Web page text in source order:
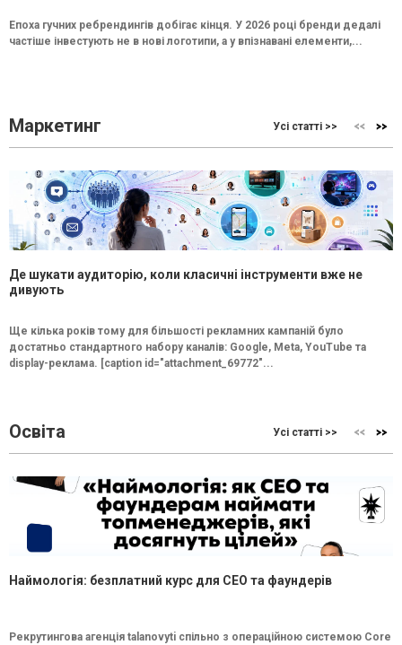
Епоха гучних ребрендингів добігає кінця. У 2026 році бренди дедалі
частіше інвестують не в нові логотипи, а у впізнавані елементи,...
Маркетинг Усі статті >>
Де шукати аудиторію, коли класичні інструменти вже не
дивують
Ще кілька років тому для більшості рекламних кампаній було
достатньо стандартного набору каналів: Google, Meta, YouTube та
display-реклама. [caption id="attachment_69772"...
Освіта Усі статті >>
Наймологія: безплатний курс для CEO та фаундерів
Рекрутингова агенція talanovyti спільно з операційною системою Core